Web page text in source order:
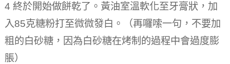
4 終於開始做餅乾了。黃油室溫軟化至牙膏狀，加
入85克糖粉打至微微發白。（再囉嗦一句，不要加
粗的白砂糖，因為白砂糖在烤制的過程中會過度膨
脹）